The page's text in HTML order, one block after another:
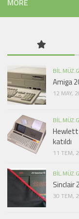
MORE
Amiga
12 MAY,
Hewlett
katıldı
11 TEM,
Sinclair
30 TEM,